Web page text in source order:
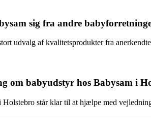
sig fra andre
udvalg af kvalitetsprodukter fra
om babyudstyr hos Babysam i
Holstebro står klar til at hjælpe med